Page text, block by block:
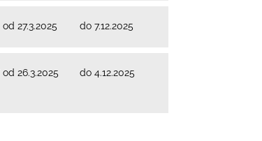
od 27.3.2025 do 7.12.2025
od 26.3.2025 do 4.12.2025